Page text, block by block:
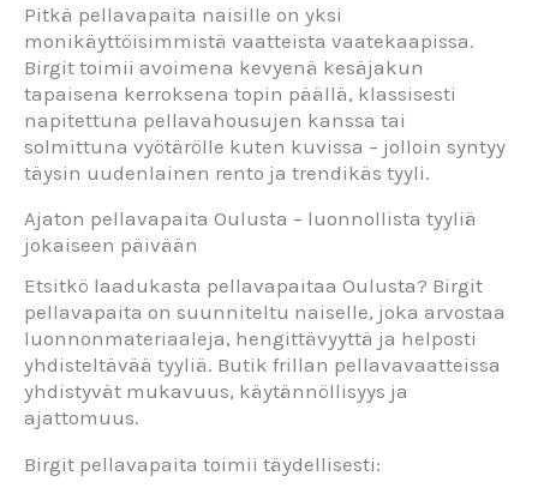
Pitkä pellavapaita naisille on yksi
monikäyttöisimmistä vaatteista vaatekaapissa.
Birgit toimii avoimena kevyenä kesäjakun
tapaisena kerroksena topin päällä, klassisesti
napitettuna pellavahousujen kanssa tai
solmittuna vyötärölle kuten kuvissa – jolloin syntyy
täysin uudenlainen rento ja trendikäs tyyli.
Ajaton pellavapaita Oulusta – luonnollista tyyliä
jokaiseen päivään
Etsitkö laadukasta pellavapaitaa Oulusta? Birgit
pellavapaita on suunniteltu naiselle, joka arvostaa
luonnonmateriaaleja, hengittävyyttä ja helposti
yhdisteltävää tyyliä. Butik frillan pellavavaatteissa
yhdistyvät mukavuus, käytännöllisyys ja
ajattomuus.
Birgit pellavapaita toimii täydellisesti: